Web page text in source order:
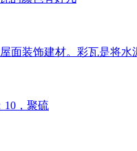
面装饰建材。彩瓦是将水
10，聚硫